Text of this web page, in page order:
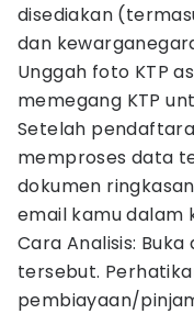
disediakan
dan
Unggah foto KTP
memegang KTP
Setelah
memproses data
dokumen
email kamu dalam
Cara Analisis: Buka
tersebut.
pembiayaan/